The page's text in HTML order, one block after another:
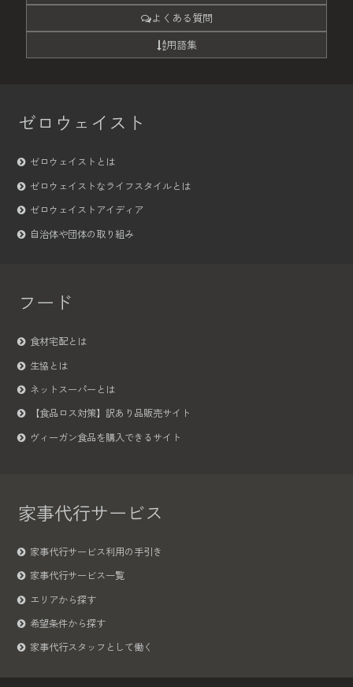
よくある質問
用語集
ゼロウェイスト
ゼロウェイストとは
ゼロウェイストなライフスタイルとは
ゼロウェイストアイディア
自治体や団体の取り組み
フード
食材宅配とは
生協とは
ネットスーパーとは
【食品ロス対策】訳あり品販売サイト
ヴィーガン食品を購入できるサイト
家事代行サービス
家事代行サービス利用の手引き
家事代行サービス一覧
エリアから探す
希望条件から探す
家事代行スタッフとして働く